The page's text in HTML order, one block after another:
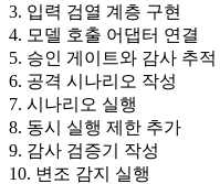
3. 입력 검열 계층 구현
4. 모델 호출 어댑터 연결
5. 승인 게이트와 감사 추
6. 공격 시나리오 작성
7. 시나리오 실행
8. 동시 실행 제한 추가
9. 감사 검증기 작성
10. 변조 감지 실행